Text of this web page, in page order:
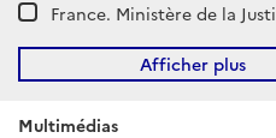
France. Ministère de la Justice. Haute Cour de Justice.
Afficher plus
Multimédias